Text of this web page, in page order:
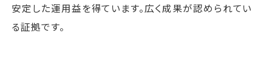
安定した運用益を得ています。広く成果が認められてい
る証拠です。